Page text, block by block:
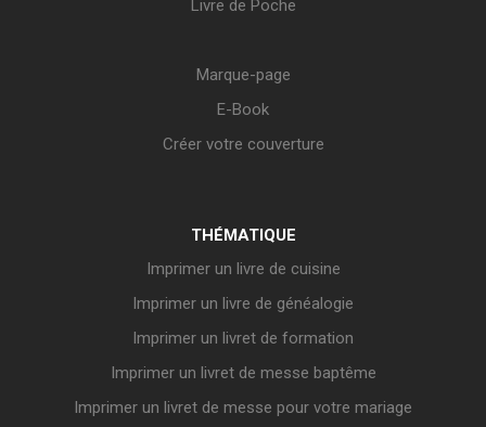
Livre de Poche
Marque-page
E-Book
Créer votre couverture
THÉMATIQUE
Imprimer un livre de cuisine
Imprimer un livre de généalogie
Imprimer un livret de formation
Imprimer un livret de messe baptême
Imprimer un livret de messe pour votre mariage